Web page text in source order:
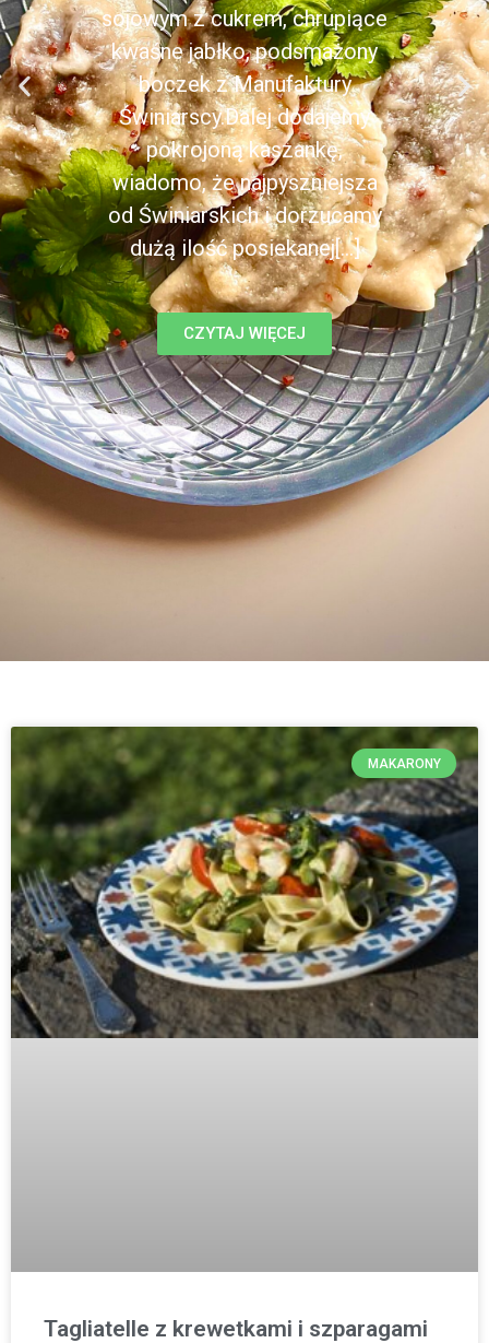
sojowym z cukrem, chrupiące
kwaśne jabłko, podsmażony
boczek z Manufaktury
Świniarscy.Dalej dodajemy
pokrojoną kaszankę,
wiadomo, że najpyszniejsza
od Świniarskich i dorzucamy
dużą ilość posiekanej[...]
CZYTAJ WIĘCEJ
MAKARONY
Tagliatelle z krewetkami i szparagami